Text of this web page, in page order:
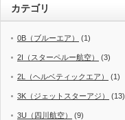
カテゴリ
0B（ブルーエア） (1)
2I（スターペルー航空） (3)
2L（ヘルベティックエア） (1)
3K（ジェットスターアジ） (13)
3U（四川航空） (9)